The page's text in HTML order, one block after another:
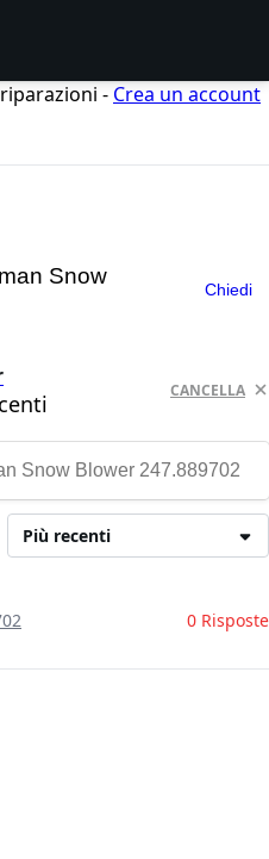
- Crea un account
Snow
Chiedi
CANCELLA
Più recenti
0 Risposte